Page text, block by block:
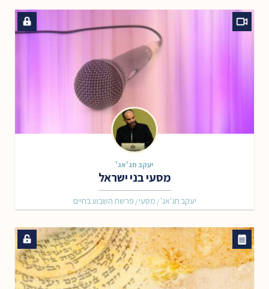
יעקב חג'אג'
מסעי בני ישראל
פרשת השבוע בחיים /מסעי / יעקב חג'אג'